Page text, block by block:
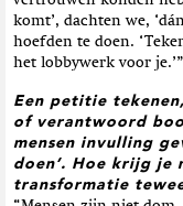
komt’, dachten we,
hoefden te doen.
het lobbywerk voor je.’”
Een petitie
of verantwoord
mensen invulling
doen’. Hoe krijg je
transformatie